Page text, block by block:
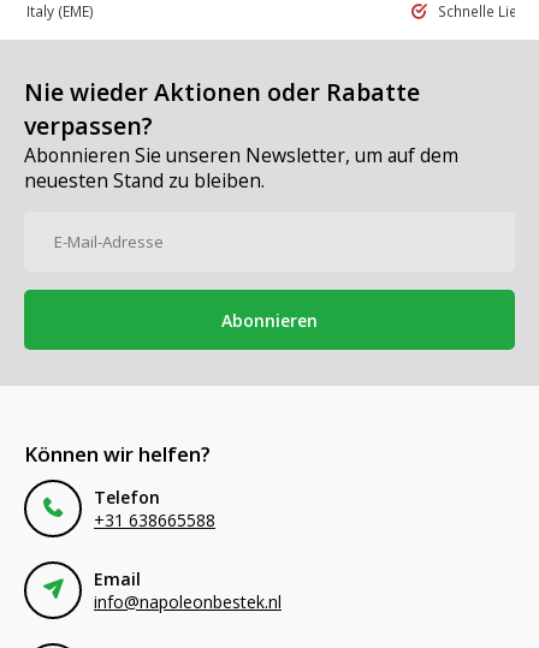
in Italy (EME) Schnelle
Nie wieder Aktionen oder Rabatte
verpassen?
Abonnieren Sie unseren Newsletter, um auf dem
neuesten Stand zu bleiben.
Abonnieren
Können wir helfen?
Telefon
+31 638665588
Email
info@napoleonbestek.nl